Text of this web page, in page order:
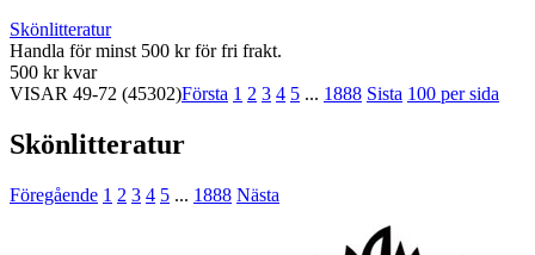
Skönlitteratur
Handla för minst 500 kr för fri frakt.
500 kr kvar
VISAR 49-72 (45302)Första 1 2 3 4 5 ... 1888 Sista 100 per sida
Skönlitteratur
Föregående 1 2 3 4 5 ... 1888 Nästa